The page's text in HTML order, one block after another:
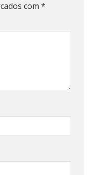
com *